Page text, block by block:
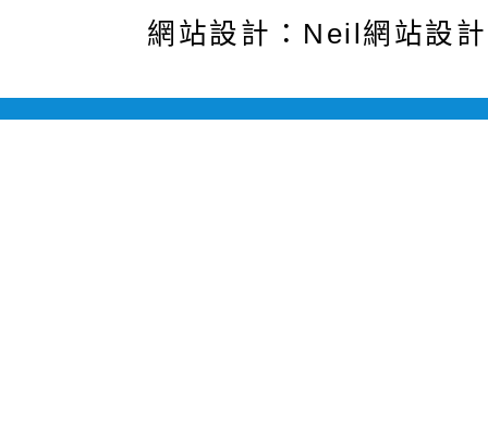
網站設計：Neil網站設